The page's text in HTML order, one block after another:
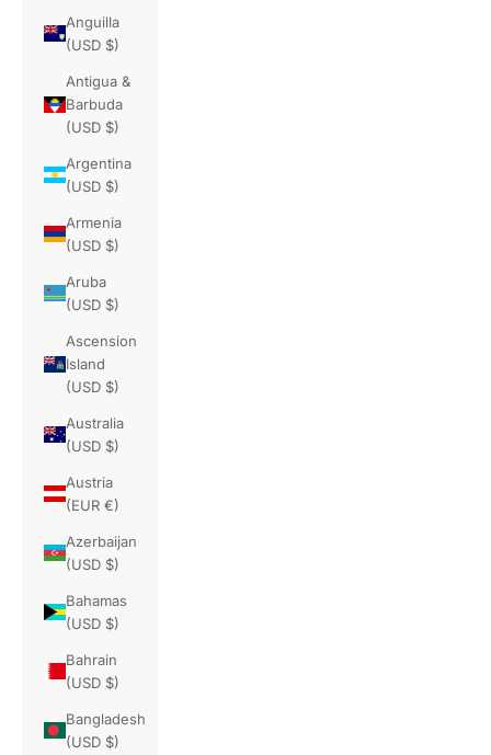
Anguilla
(USD $)
Antigua &
Barbuda
(USD $)
Argentina
(USD $)
Armenia
(USD $)
Aruba
(USD $)
Ascension
Island
(USD $)
Australia
(USD $)
Austria
(EUR €)
Azerbaijan
(USD $)
Bahamas
(USD $)
Bahrain
(USD $)
Bangladesh
(USD $)